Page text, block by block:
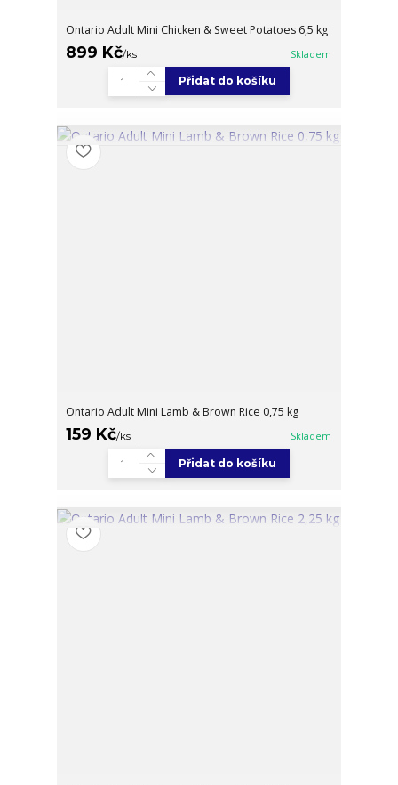
Ontario Adult Mini Chicken & Sweet Potatoes 6,5 kg
899 Kč/ks Skladem
Přidat do košíku
Ontario Adult Mini Lamb & Brown Rice 0,75 kg
159 Kč/ks Skladem
Přidat do košíku